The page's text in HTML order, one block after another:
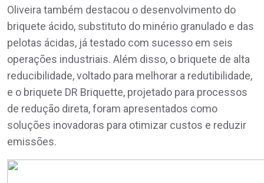
Oliveira também destacou o desenvolvimento do
briquete ácido, substituto do minério granulado e das
pelotas ácidas, já testado com sucesso em seis
operações industriais. Além disso, o briquete de alta
reducibilidade, voltado para melhorar a redutibilidade,
e o briquete DR Briquette, projetado para processos
de redução direta, foram apresentados como
soluções inovadoras para otimizar custos e reduzir
emissões.